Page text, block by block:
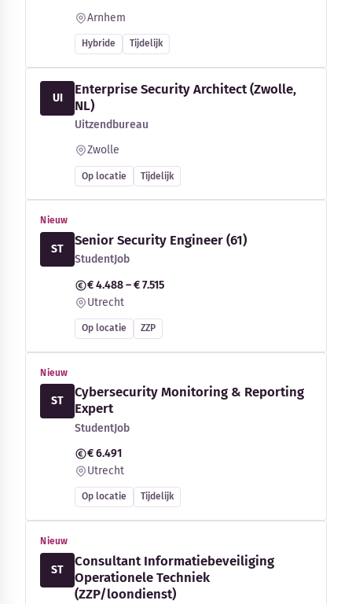
Arnhem
Hybride Tijdelijk
UI
Enterprise Security Architect (Zwolle,
NL)
Uitzendbureau
Zwolle
Op locatie Tijdelijk
Nieuw
ST
Senior Security Engineer (61)
StudentJob
€ 4.488 – € 7.515
Utrecht
Op locatie ZZP
Nieuw
ST
Cybersecurity Monitoring & Reporting
Expert
StudentJob
€ 6.491
Utrecht
Op locatie Tijdelijk
Nieuw
ST
Consultant Informatiebeveiliging
Operationele Techniek
(ZZP/loondienst)